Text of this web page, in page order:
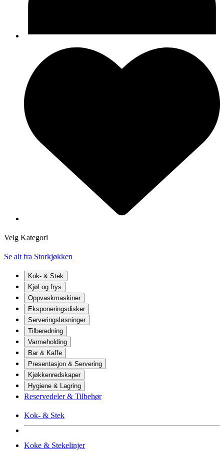
Velg Kategori
Se alt fra Storkjøkken
Kok- & Stek
Kjøl og frys
Oppvaskmaskiner
Eksponeringsdisker
Serveringsløsninger
Tilberedning
Varmeholding
Bar & Kaffe
Presentasjon & Servering
Kjøkkenredskaper
Hygiene & Lagring
Reservedeler & Tilbehør
Kok- & Stek
Koke & Stekelinjer